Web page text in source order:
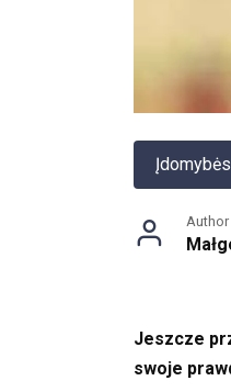
Įdomybės
Author
Jeszcze
swoje